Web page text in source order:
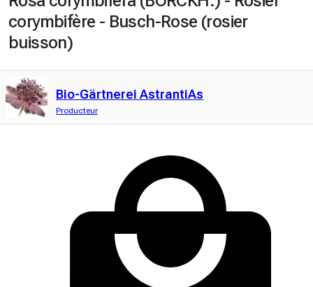
corymbifère - Busch-Rose (rosier
buisson)
Bio-Gärtnerei AstrantiAs
Producteur